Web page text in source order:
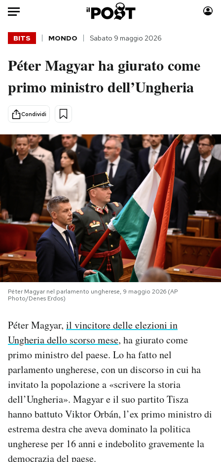
Auto
HOME
Politica
Tecnologia
Internet
Scienza
Cultura
Economia
Sport
Moda
Ok Boomer!
Media
Europa
Altrecose
Mondiali calcio 2026
PODCAST
NEWSLETTER
SHOP
CALENDARIO
AREA PERSONALE
Area Personale
Notifiche mobile
BITS MONDO Sabato 9 maggio 2026
Péter Magyar ha giurato come
primo ministro dell’Ungheria
Condividi
Péter Magyar nel parlamento ungherese, 9 maggio 2026 (AP
Photo/Denes Erdos)
Péter Magyar, il vincitore delle elezioni in
Ungheria dello scorso mese, ha giurato come
primo ministro del paese. Lo ha fatto nel
parlamento ungherese, con un discorso in cui ha
invitato la popolazione a «scrivere la storia
dell’Ungheria». Magyar e il suo partito Tisza
hanno battuto Viktor Orbán, l’ex primo ministro di
estrema destra che aveva dominato la politica
ungherese per 16 anni e indebolito gravemente la
democrazia del paese.